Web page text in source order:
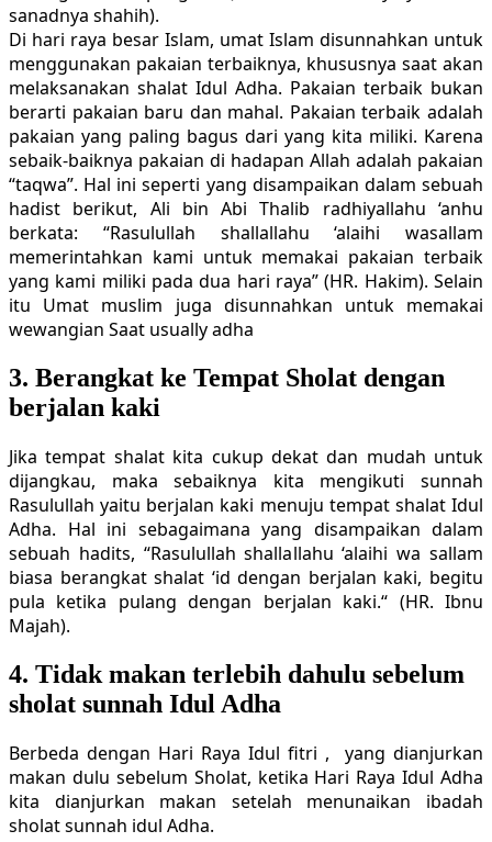
sanadnya shahih).
Di hari raya besar Islam, umat Islam disunnahkan untuk
menggunakan pakaian terbaiknya, khususnya saat akan
melaksanakan shalat Idul Adha. Pakaian terbaik bukan
berarti pakaian baru dan mahal. Pakaian terbaik adalah
pakaian yang paling bagus dari yang kita miliki. Karena
sebaik-baiknya pakaian di hadapan Allah adalah pakaian
“taqwa”. Hal ini seperti yang disampaikan dalam sebuah
hadist berikut, Ali bin Abi Thalib radhiyallahu ‘anhu
berkata: “Rasulullah shallallahu ‘alaihi wasallam
memerintahkan kami untuk memakai pakaian terbaik
yang kami miliki pada dua hari raya” (HR. Hakim). Selain
itu Umat muslim juga disunnahkan untuk memakai
wewangian Saat usually adha
3. Berangkat ke Tempat Sholat dengan
berjalan kaki
Jika tempat shalat kita cukup dekat dan mudah untuk
dijangkau, maka sebaiknya kita mengikuti sunnah
Rasulullah yaitu berjalan kaki menuju tempat shalat Idul
Adha. Hal ini sebagaimana yang disampaikan dalam
sebuah hadits, “Rasulullah shallallahu ‘alaihi wa sallam
biasa berangkat shalat ‘id dengan berjalan kaki, begitu
pula ketika pulang dengan berjalan kaki.“ (HR. Ibnu
Majah).
4. Tidak makan terlebih dahulu sebelum
sholat sunnah Idul Adha
Berbeda dengan Hari Raya Idul fitri , yang dianjurkan
makan dulu sebelum Sholat, ketika Hari Raya Idul Adha
kita dianjurkan makan setelah menunaikan ibadah
sholat sunnah idul Adha.